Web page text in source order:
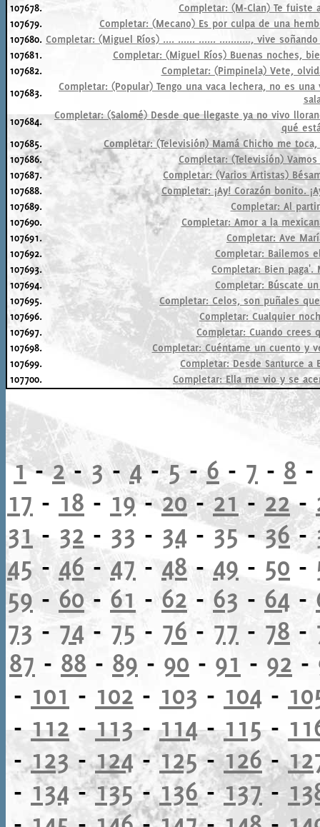
107678.
Completar: (M-Clan) Te
107679.
Completar: (Mecano) Es por culpa de una
107680. Completar: (Miguel Ríos) .... ...... ...... ..........., vive
107681.
Completar: (Miguel Ríos) Buenas noches,
107682.
Completar: (Pimpinela) Vete,
107683.
Completar: (Popular) Tengo una vaca lechera, no es
107684.
Completar: (Salomé) Desde que llegaste ya no vivo
qué
107685.
Completar: (Televisión) Mamá Chicho me
107686.
Completar: (Televisión)
107687.
Completar: (Varios Artistas)
107688.
Completar: ¡Ay! Corazón bonito.
107689.
Completar: Al
107690.
Completar: Amor a la
107691.
Completar: Ave
107692.
Completar: Bailemos
107693.
Completar: Bien paga'.
107694.
Completar: Búscate
107695.
Completar: Celos, son puñales
107696.
Completar: Cualquier
107697.
Completar: Cuando crees
107698.
Completar: Cuéntame un cuento y
107699.
Completar: Desde Santurce
107700.
Completar: Ella me vio y se
1-2- 3- 4-5-6 - 7 - 8
17 - 18 - 19-20-21 -22-
31- 32 - 33 - 34 -35-36-
45-46 - 47 - 48 - 49 - 50 -
59 -60- 61 - 62 - 63 - 64 -
73 - 74 - 75 - 76 - 77 - 78 -
87 - 88 - 89 - 90 - 91 - 92 -
- 101 - 102 - 103 - 104 -
-112 - 113-114-115-
-123-124-125-126-
- 134-135-136-137-